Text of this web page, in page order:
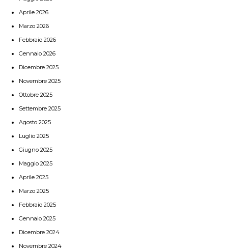
Aprile 2026
Marzo 2026
Febbraio 2026
Gennaio 2026
Dicembre 2025
Novembre 2025
Ottobre 2025
Settembre 2025
Agosto 2025
Luglio 2025
Giugno 2025
Maggio 2025
Aprile 2025
Marzo 2025
Febbraio 2025
Gennaio 2025
Dicembre 2024
Novembre 2024